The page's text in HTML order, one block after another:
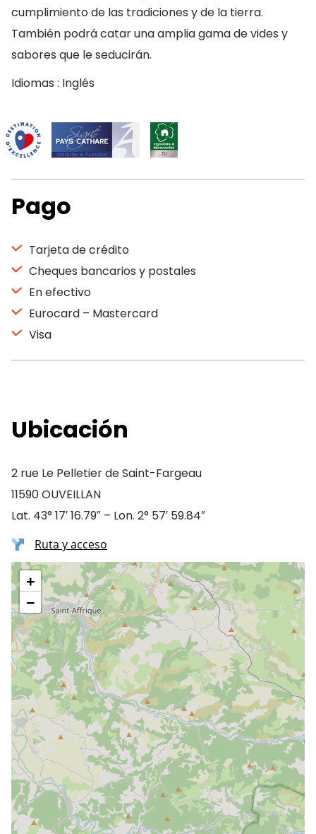
cumplimiento de las tradiciones y de la tierra.
También podrá catar una amplia gama de vides y
sabores que le seducirán.
Idiomas : Inglés
Pago
Tarjeta de crédito
Cheques bancarios y postales
En efectivo
Eurocard – Mastercard
Visa
Ubicación
2 rue Le Pelletier de Saint-Fargeau
11590 OUVEILLAN
Lat. 43° 17′ 16.79″ – Lon. 2° 57′ 59.84″
Ruta y acceso
+
−